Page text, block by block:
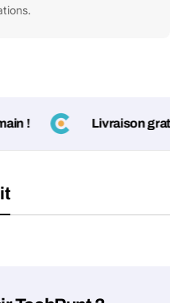
! Livraison